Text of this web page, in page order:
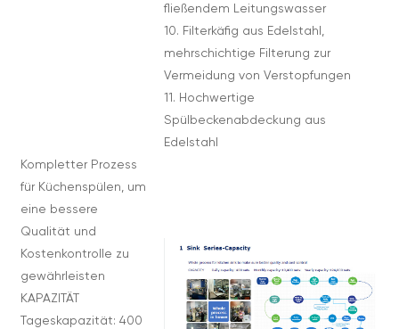
fließendem Leitungswasser
10. Filterkäfig aus Edelstahl,
mehrschichtige Filterung zur
Vermeidung von Verstopfungen
11. Hochwertige
Spülbeckenabdeckung aus
Edelstahl
Kompletter Prozess
für Küchenspülen, um
eine bessere
Qualität und
Kostenkontrolle zu
gewährleisten
KAPAZITÄT
Tageskapazität: 400